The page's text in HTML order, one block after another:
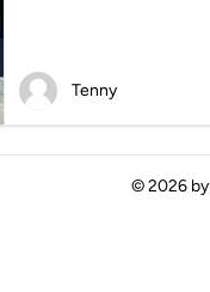
Tenny
© 2026 by